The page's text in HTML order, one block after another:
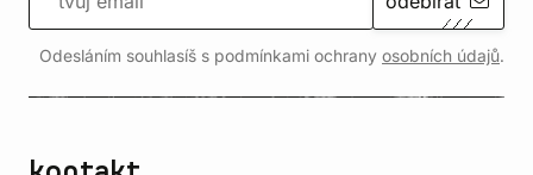
Odesláním souhlasíš s podmínkami ochrany osobních údajů.